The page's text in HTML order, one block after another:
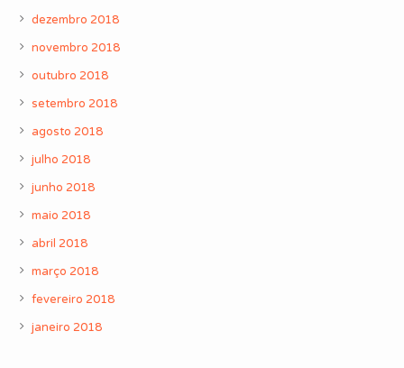
dezembro 2018
novembro 2018
outubro 2018
setembro 2018
agosto 2018
julho 2018
junho 2018
maio 2018
abril 2018
março 2018
fevereiro 2018
janeiro 2018